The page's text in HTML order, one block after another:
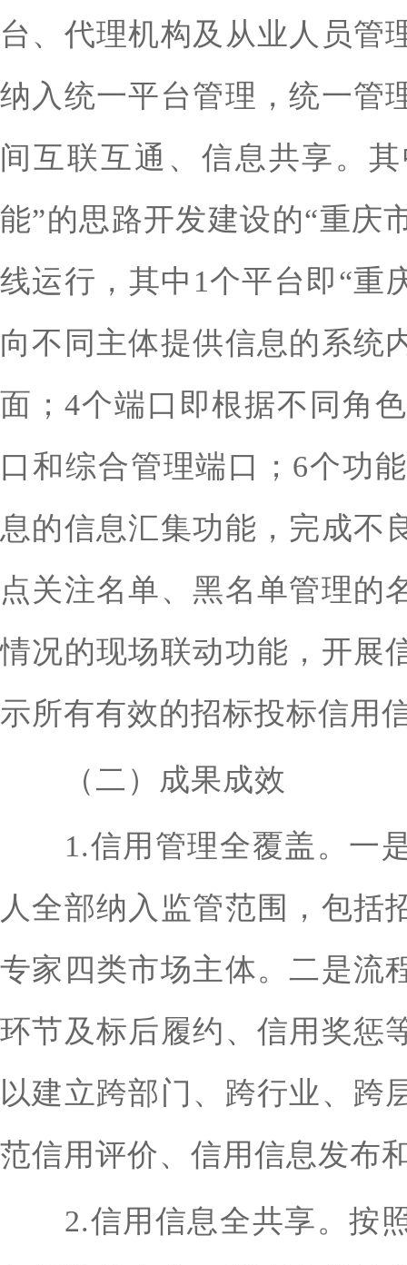
台、代理机构及从业人员管
纳入统一平台管理，统一管
间互联互通、信息共享。
能”的思路开发建设的“重庆
线运行，其中1个平台即“重
向不同主体提供信息的系统
面；4个端口即根据不同角
口和综合管理端口；6个功
息的信息汇集功能，完成不
点关注名单、黑名单管理的
情况的现场联动功能，开展
示所有有效的招标投标信用
（二）成果成效
1.信用管理全覆盖。一是
人全部纳入监管范围，包括
专家四类市场主体。二是流
环节及标后履约、信用奖惩
以建立跨部门、跨行业、跨
范信用评价、信用信息发布
2.信用信息全共享。按照